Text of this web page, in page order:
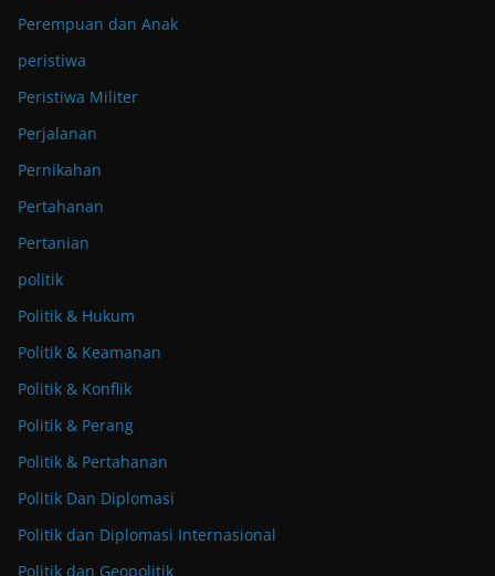
Perempuan dan Anak
peristiwa
Peristiwa Militer
Perjalanan
Pernikahan
Pertahanan
Pertanian
politik
Politik & Hukum
Politik & Keamanan
Politik & Konflik
Politik & Perang
Politik & Pertahanan
Politik Dan Diplomasi
Politik dan Diplomasi Internasional
Politik dan Geopolitik